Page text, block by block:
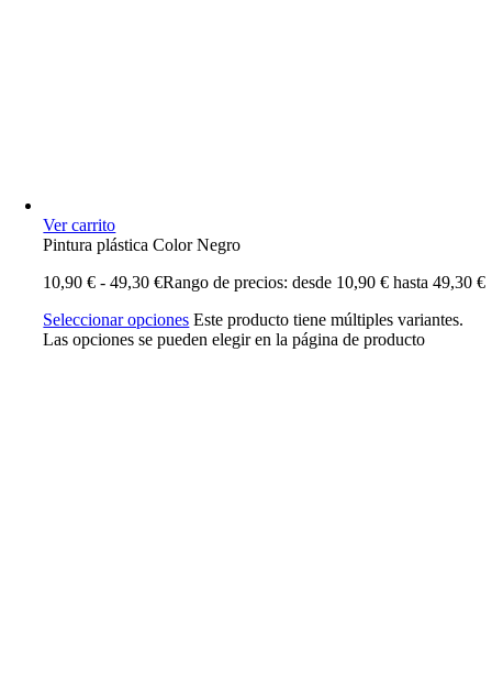
Ver carrito
Pintura plástica Color Negro
10,90€ - 49,30€Rango de precios: desde 10,90 € hasta 49,30 €
Seleccionar opciones Este producto tiene múltiples variantes.
Las opciones se pueden elegir en la página de producto